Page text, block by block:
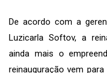
De acordo com a
Luzicarla Softov, a
ainda mais o
reinauguração vem